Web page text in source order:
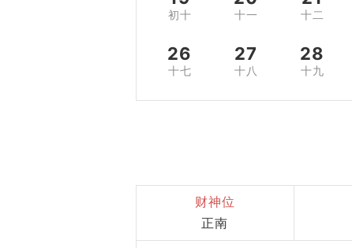
初十 十一 十二
26
十七
27
十八
28
十九
财神位
正南